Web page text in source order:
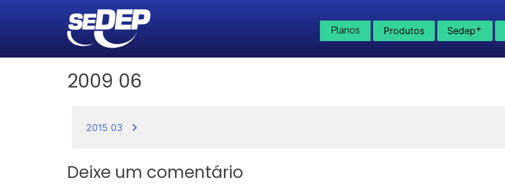
Planos Produtos Sedep+
2009 06
Navegação
de
Post
2015 03
Deixe um comentário